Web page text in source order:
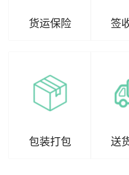
货运保险 签
包装打包 送